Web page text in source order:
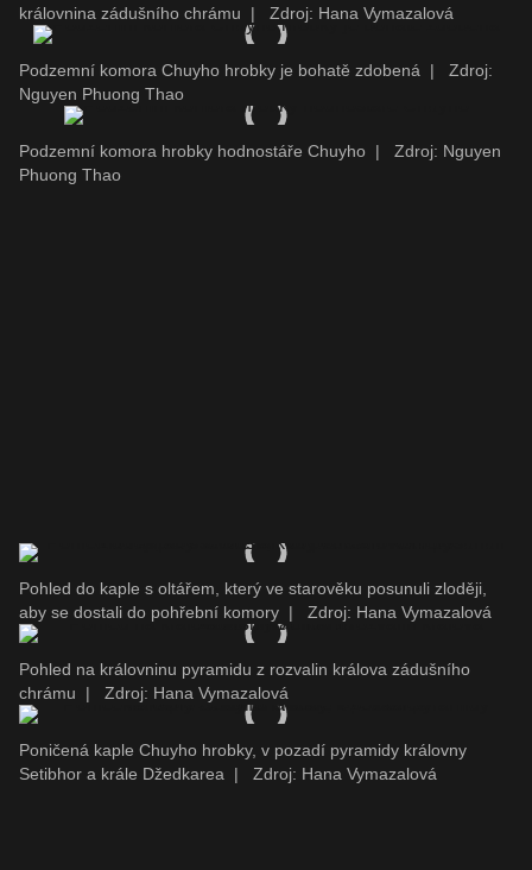
královnina zádušního chrámu
| Zdroj: Hana Vymazalová
Podzemní komora Chuyho hrobky je bohatě zdobená |
Zdroj:
Nguyen Phuong Thao
Podzemní komora hrobky hodnostáře Chuyho |
Zdroj: Nguyen
Phuong Thao
Pohled do kaple s oltářem, který ve starověku posunuli zloději,
aby se dostali do pohřební komory | Zdroj: Hana Vymazalová
Pohled na královninu pyramidu z rozvalin králova zádušního
chrámu
| Zdroj: Hana Vymazalová
Poničená kaple Chuyho hrobky, v pozadí pyramidy královny
Setibhor a krále Džedkarea
| Zdroj: Hana Vymazalová